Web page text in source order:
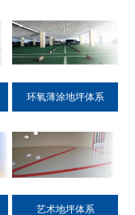
环氧薄涂地坪体系
艺术地坪体系